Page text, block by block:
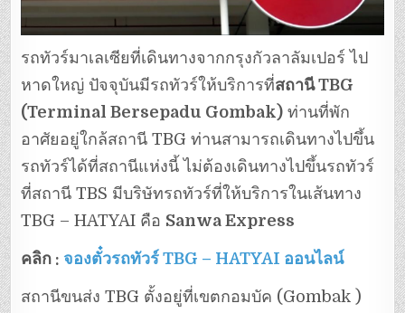
รถทัวร์มาเลเซียที่เดินทางจากกรุงกัวลาลัมเปอร์ ไป
หาดใหญ่ ปัจจุบันมีรถทัวร์ให้บริการที่สถานี TBG
(Terminal Bersepadu Gombak) ท่านที่พัก
อาศัยอยู่ใกล้สถานี TBG ท่านสามารถเดินทางไปขึ้น
รถทัวร์ได้ที่สถานีแห่งนี้ ไม่ต้องเดินทางไปขึ้นรถทัวร์
ที่สถานี TBS มีบริษัทรถทัวร์ที่ให้บริการในเส้นทาง
TBG – HATYAI คือ Sanwa Express
คลิก : จองตั๋วรถทัวร์ TBG – HATYAI ออนไลน์
สถานีขนส่ง TBG ตั้งอยู่ที่เขตกอมบัค (Gombak )